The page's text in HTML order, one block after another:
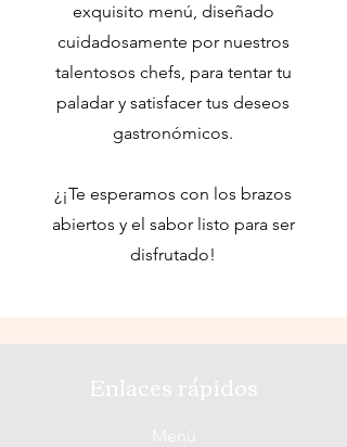
exquisito menú, diseñado
cuidadosamente por nuestros
talentosos chefs, para tentar tu
paladar y satisfacer tus deseos
gastronómicos.
¿¡Te esperamos con los brazos
abiertos y el sabor listo para ser
disfrutado!
Enlaces rápidos
Menú